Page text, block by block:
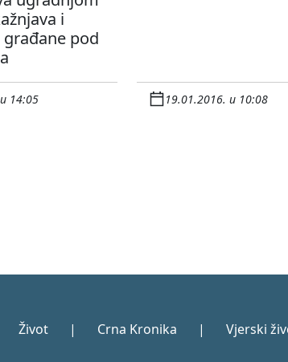
i
pod
14:05 19.01.2016. u 10:08
Život | Crna Kronika | Vjerski